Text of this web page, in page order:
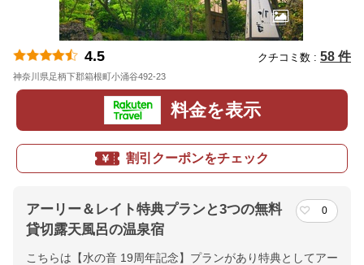
4.5 クチコミ数 : 58 件
神奈川県足柄下郡箱根町小涌谷492-23
料金を表示
割引クーポンをチェック
アーリー＆レイト特典プランと3つの無料
貸切露天風呂の温泉宿
0
こちらは【水の音 19周年記念】プランがあり特典としてアー